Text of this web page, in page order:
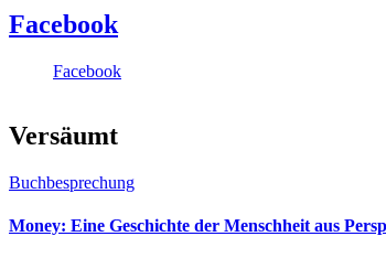
Facebook
Facebook
Versäumt
Buchbesprechung
Money: Eine Geschichte der Menschheit aus